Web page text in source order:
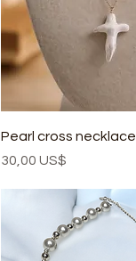
Pearl cross necklace
Precio
30,00 US$